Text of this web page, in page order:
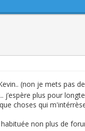
(non je mets pas
j’espère plus pour
choses qui
non plus de